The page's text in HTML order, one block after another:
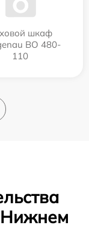
шкаф
BO 480-
110
Нижнем